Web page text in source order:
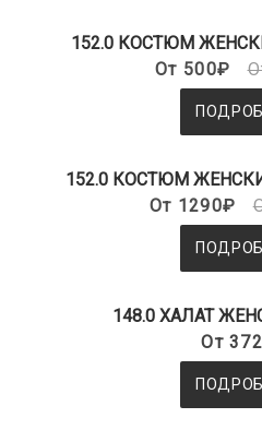
152.0 КОСТЮМ
От 500₽
152.0 КОСТЮМ
От 1290₽
148.0 ХАЛАТ
От